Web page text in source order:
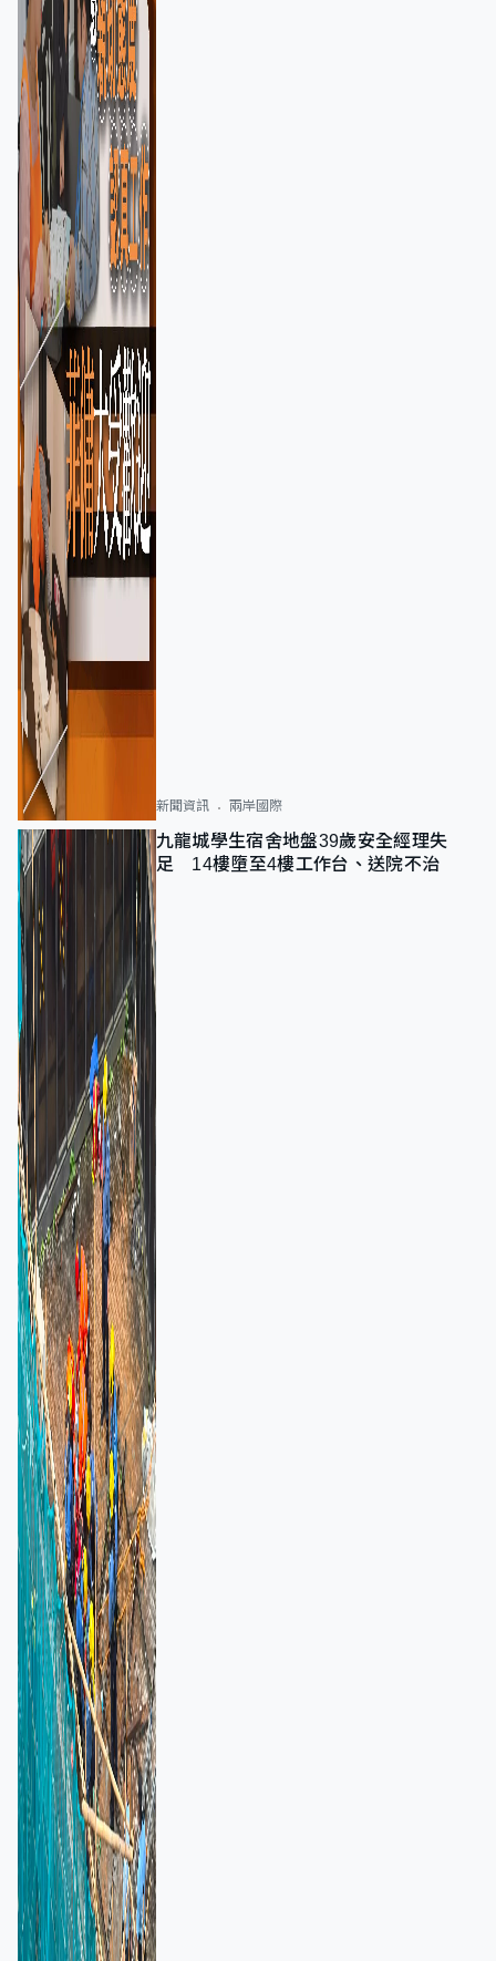
新聞資訊 兩岸國際
九龍城學生宿舍地盤39歲安全經理失
足 14樓墮至4樓工作台、送院不治